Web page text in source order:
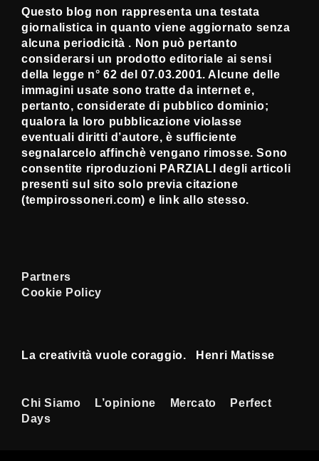
Questo blog non rappresenta una testata
giornalistica in quanto viene aggiornato senza
alcuna periodicità . Non può pertanto
considerarsi un prodotto editoriale ai sensi
della legge n° 62 del 07.03.2001. Alcune delle
immagini usate sono tratte da internet e,
pertanto, considerate di pubblico dominio;
qualora la loro pubblicazione violasse
eventuali diritti d’autore, è sufficiente
segnalarcelo affinchè vengano rimosse. Sono
consentite riproduzioni PARZIALI degli articoli
presenti sul sito solo previa citazione
(tempirossoneri.com) e link allo stesso.
Partners
Cookie Policy
La creatività vuole coraggio. Henri Matisse
Menu
Footer
Chi Siamo L’opinione Mercato
Perfect
Days